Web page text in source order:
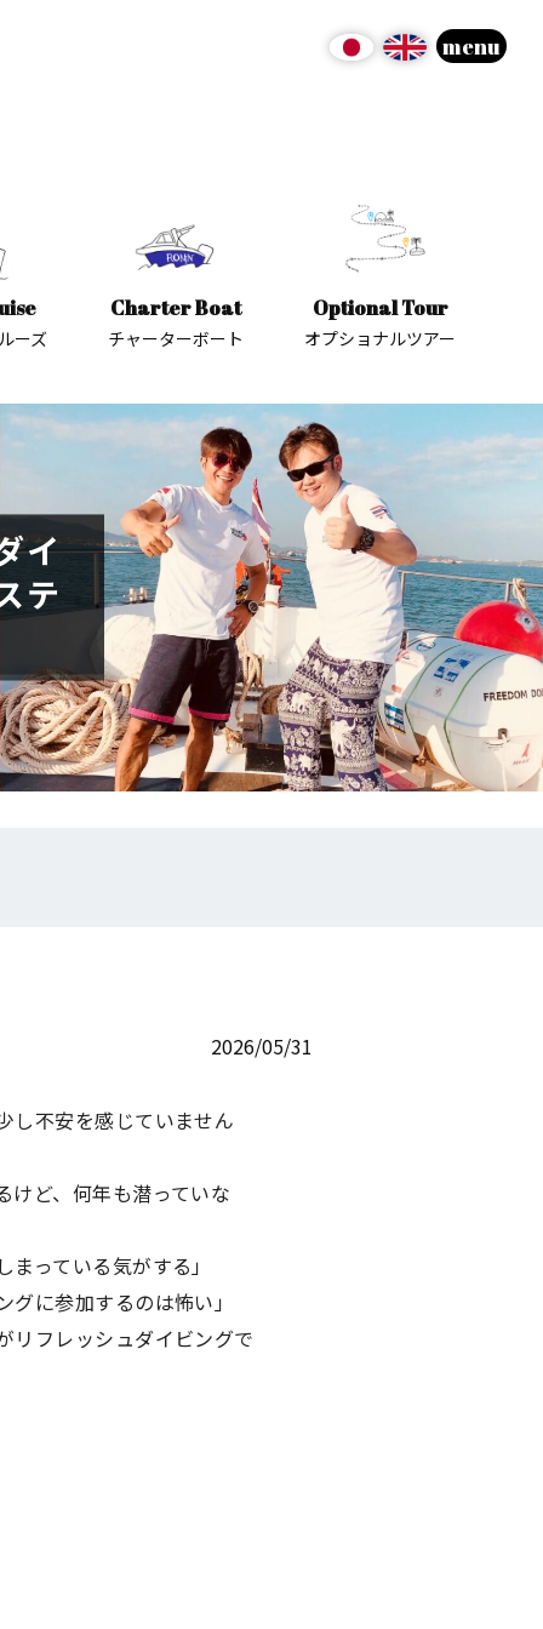
ーズ
Charter Boat
チャーターボート
Optional Tour
オプショナルツアー
イ
テ
2026/05/31
し不安を感じていません
けど、何年も潜っていな
っている気がする」
に参加するのは怖い」
リフレッシュダイビングで
menu